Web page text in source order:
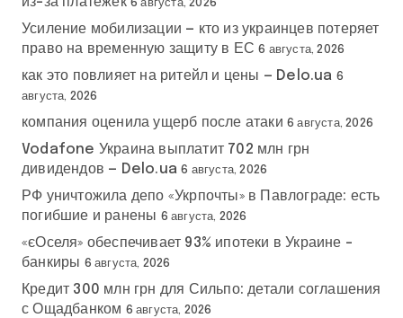
6 августа, 2026
Усиление мобилизации — кто из украинцев потеряет
право на временную защиту в ЕС 6 августа, 2026
как это повлияет на ритейл и цены — Delo.ua 6
августа, 2026
компания оценила ущерб после атаки 6 августа, 2026
Vodafone Украина выплатит 702 млн грн
дивидендов — Delo.ua 6 августа, 2026
РФ уничтожила депо «Укрпочты» в Павлограде: есть
погибшие и ранены 6 августа, 2026
«єОселя» обеспечивает 93% ипотеки в Украине –
банкиры 6 августа, 2026
Кредит 300 млн грн для Сильпо: детали соглашения
с Ощадбанком 6 августа, 2026